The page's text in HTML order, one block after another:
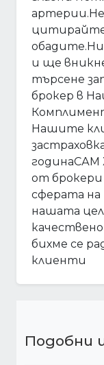
цитирайте
и ще
търсене
брокер в
Нашите
годинаСАМ
от брокери
сферата
нашата
бихме се
клиенти
Подобни